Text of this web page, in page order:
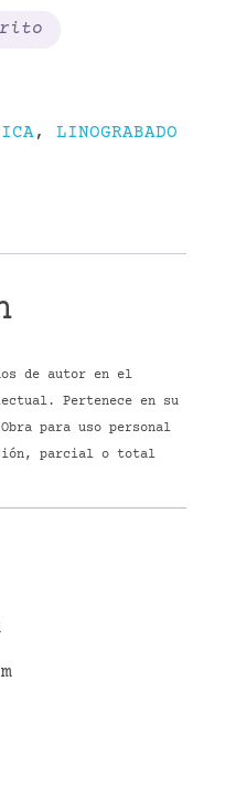
, LINOGRABADO
de autor en el
Pertenece en su
para uso personal
parcial o total